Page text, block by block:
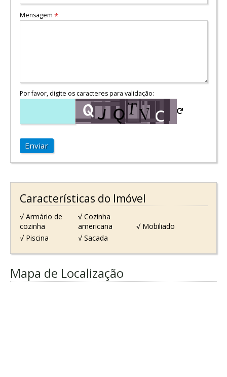
Mensagem *
Por favor, digite os caracteres para validação:
Enviar
Características do Imóvel
√ Armário de
cozinha
√ Cozinha
americana
√ Mobiliado
√ Piscina
√ Sacada
Mapa de Localização